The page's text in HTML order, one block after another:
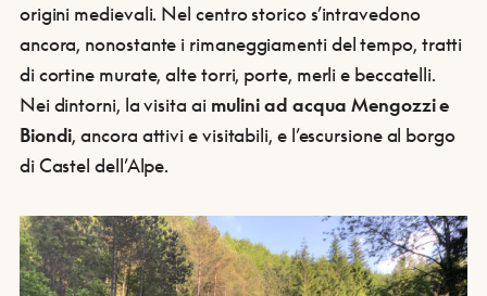
origini medievali. Nel centro storico s’intravedono
ancora, nonostante i rimaneggiamenti del tempo, tratti
di cortine murate, alte torri, porte, merli e beccatelli.
Nei dintorni, la visita ai mulini ad acqua Mengozzi e
Biondi, ancora attivi e visitabili, e l’escursione al borgo
di Castel dell’Alpe.